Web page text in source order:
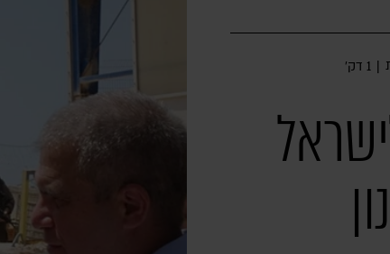
| 1 דק׳